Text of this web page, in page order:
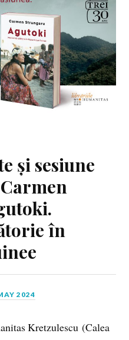
și sesiune
în
2024
Kretzulescu (Calea